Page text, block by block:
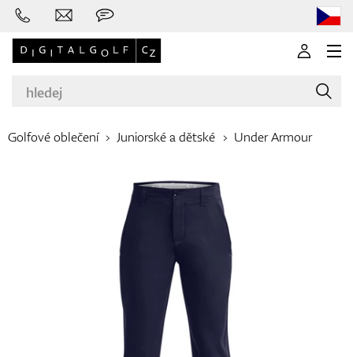
Golfové hole
Oblečení
Golfové oblečení Juniorské a dětské Under Armour